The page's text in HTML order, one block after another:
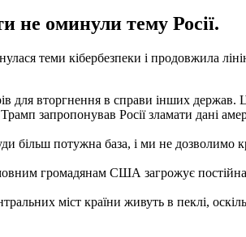
не оминули тему Росії.
теми кібербезпеки і продовжила
для вторгнення в справи інших
запропонував Росії зламати дані
більш потужна база, і ми не дозволимо
громадянам США загрожує
міст країни живуть в пеклі,